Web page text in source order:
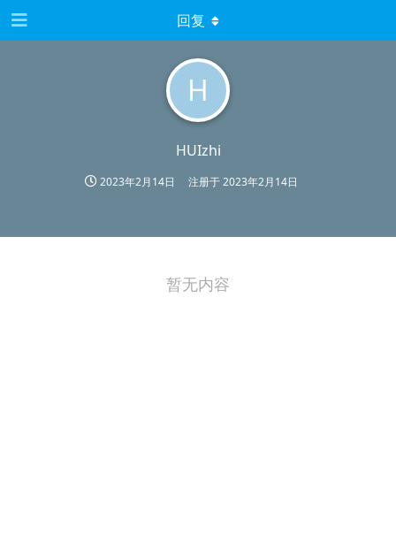
H
HUIzhi
2023年2月14日 注册于2023年2月14日
回复
暂无内容